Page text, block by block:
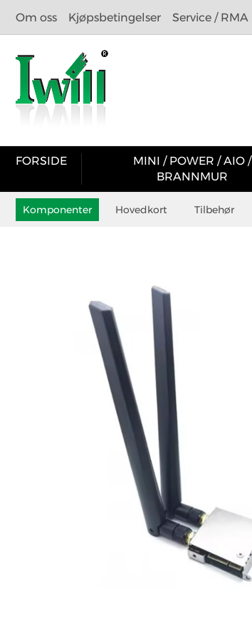
Om oss Kjøpsbetingelser Service / RMA
FORSIDE
MINI / POWER / AIO /
BRANNMUR
Komponenter Hovedkort Tilbehør